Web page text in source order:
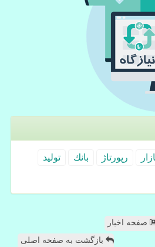
رپورتاژ بانك
تولید
صفحه اخبار
بازگشت به صفحه اصلی